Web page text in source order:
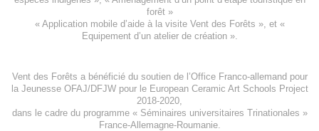
forêt»
« Application mobile d’aide à la visite Vent des Forêts », et «
Equipement d’un atelier de création».
Vent des Forêts a bénéficié du soutien de l’Office Franco-allemand pour
la Jeunesse OFAJ/DFJWpour leEuropean Ceramic Art Schools Project
2018-2020
dans le cadre du programme « Séminaires universitaires Trinationales »
France-Allemagne-Roumanie.